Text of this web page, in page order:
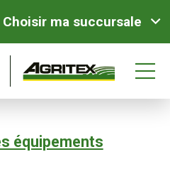
Choisir ma succursale
équipements